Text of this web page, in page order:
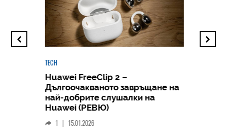
TECH
Huawei FreeClip 2 –
Дългоочакваното завръщане на
най-добрите слушалки на
Huawei (РЕВЮ)
1 | 15.01.2026